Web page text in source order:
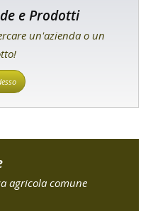
e Prodotti
un'azienda o un
agricola comune